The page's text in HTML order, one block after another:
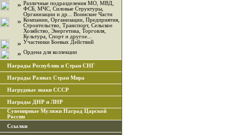
» Различные подразделения МО, МВД,
ФСБ, МЧС, Силовые Структуры,
Организации и др... Воинские Части
» Компании, Организации, Предприятия,
Строительство, Транспорт, Сельское
Хозяйство, Энергетика, Торговля,
Культура, Спорт и другое...
» Участники Боевых Действий
» Ордена для коллекции
Награды Республик и Стран СНГ
Награды Разных Стран Мира
Нагрудные знаки СССР
Награды ДНР и ЛНР
Сувенирные Муляжи Наград Царской
России
Ссылки